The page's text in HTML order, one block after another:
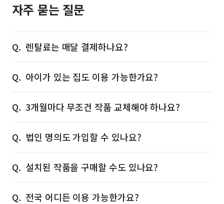
자주 묻는 질문
렌탈료는 매달 결제하나요?
아이가 있는 집도 이용 가능한가요?
3개월마다 무조건 작품 교체해야 하나요?
법인 명의도 가입할 수 있나요?
설치된 작품을 구매할 수도 있나요?
전국 어디든 이용 가능한가요?